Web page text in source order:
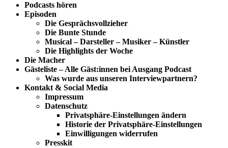
Podcasts hören
Episoden
Die Gesprächsvollzieher
Die Bunte Stunde
Musical – Darsteller – Musiker – Künstler
Die Highlights der Woche
Die Macher
Gästeliste – Alle Gäst:innen bei Ausgang Podcast
Was wurde aus unseren Interviewpartnern?
Kontakt & Social Media
Impressum
Datenschutz
Privatsphäre-Einstellungen ändern
Historie der Privatsphäre-Einstellungen
Einwilligungen widerrufen
Presskit